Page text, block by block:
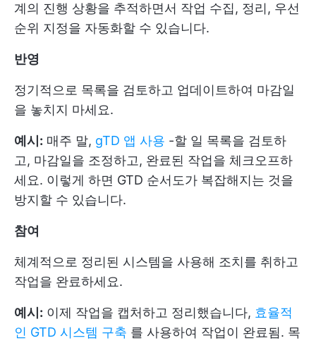
계의 진행 상황을 추적하면서 작업 수집, 정리, 우선
순위 지정을 자동화할 수 있습니다.
반영
정기적으로 목록을 검토하고 업데이트하여 마감일
을 놓치지 마세요.
예시: 매주 말, gTD 앱 사용 -할 일 목록을 검토하
고, 마감일을 조정하고, 완료된 작업을 체크오프하
세요. 이렇게 하면 GTD 순서도가 복잡해지는 것을
방지할 수 있습니다.
참여
체계적으로 정리된 시스템을 사용해 조치를 취하고
작업을 완료하세요.
예시: 이제 작업을 캡처하고 정리했습니다, 효율적
인 GTD 시스템 구축 를 사용하여 작업이 완료됨. 목